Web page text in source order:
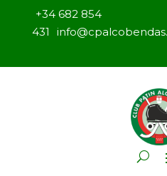
+34 682 854
431